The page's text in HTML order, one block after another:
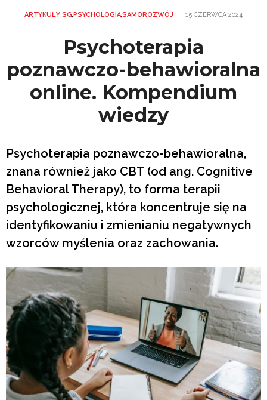
ARTYKUŁY SG,PSYCHOLOGIA,SAMOROZWÓJ 15 CZERWCA 2024
Psychoterapia
poznawczo-behawioralna
online. Kompendium
wiedzy
Psychoterapia poznawczo-behawioralna,
znana również jako CBT (od ang. Cognitive
Behavioral Therapy), to forma terapii
psychologicznej, która koncentruje się na
identyfikowaniu i zmienianiu negatywnych
wzorców myślenia oraz zachowania.